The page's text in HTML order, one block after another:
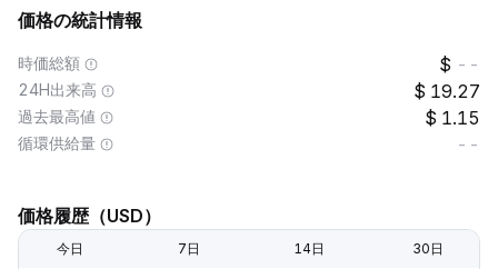
価格の統計情報
時価総額 --
24H出来高 19.27
過去最高値 1.15
循環供給量 --
価格履歴（USD）
今日 7日 14日 30日